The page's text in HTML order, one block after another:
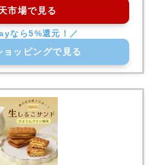
市場で見る
ッピングで見る